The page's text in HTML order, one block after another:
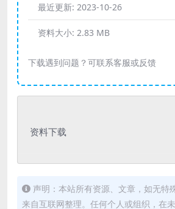
最近更新: 2023-10-26
资料大小: 2.83 MB
下载遇到问题？可联系客服或反馈
资料下载
声明：本站所有资源、文章，如无特
来自互联网整理。任何个人或组织，在